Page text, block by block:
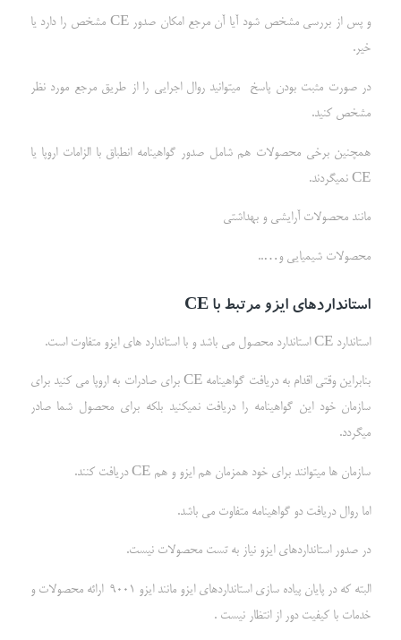
و پس از بررسی مشخص شود آیا آن مرجع امکان صدور CE مشخص را دارد یا
خیر.
در صورت مثبت بودن پاسخ میتوانید روال اجرایی را از طریق مرجع مورد نظر
مشخص کنید.
همچنین برخی محصولات هم شامل صدور گواهینامه انطباق با الزامات اروپا یا
CE نمیگردند.
مانند محصولات آرایشی و بهداشتی
محصولات شیمیایی و…..
استانداردهای ایزو مرتبط با CE
استاندارد CE استاندارد محصول می باشد و با استاندارد های ایزو متفاوت است.
بنابراین وقتی اقدام به دریافت گواهینامه CE برای صادرات به اروپا می کنید برای
سازمان خود این گواهینامه را دریافت نمیکنید بلکه برای محصول شما صادر
میگردد.
سازمان ها میتوانند برای خود همزمان هم ایزو و هم CE دریافت کنند.
اما روال دریافت دو گواهینامه متفاوت می باشد.
در صدور استانداردهای ایزو نیاز به تست محصولات نیست.
البته که در پایان پیاده سازی استانداردهای ایزو مانند ایزو 9001 ارائه محصولات و
خدمات با کیفیت دور از انتظار نیست .